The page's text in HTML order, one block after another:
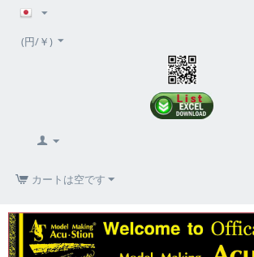
(円/￥)
カートは空です